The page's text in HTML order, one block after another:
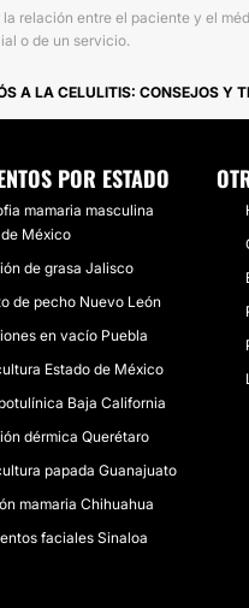
relación entre el paciente y el
o de un servicio.
A LA CELULITIS: CONSEJOS Y
POR ESTADO
mamaria masculina
México
de grasa Jalisco
de pecho Nuevo León
en vacío Puebla
Estado de México
Baja California
dérmica Querétaro
papada Guanajuato
mamaria Chihuahua
faciales Sinaloa